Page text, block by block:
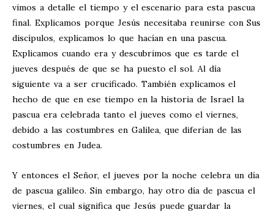
vimos a detalle el tiempo y el escenario para esta pascua
final. Explicamos porque Jesús necesitaba reunirse con Sus
discípulos, explicamos lo que hacían en una pascua.
Explicamos cuando era y descubrimos que es tarde el
jueves después de que se ha puesto el sol. Al día
siguiente va a ser crucificado. También explicamos el
hecho de que en ese tiempo en la historia de Israel la
pascua era celebrada tanto el jueves como el viernes,
debido a las costumbres en Galilea, que diferían de las
costumbres en Judea.
Y entonces el Señor, el jueves por la noche celebra un día
de pascua galileo. Sin embargo, hay otro día de pascua el
viernes, el cual significa que Jesús puede guardar la